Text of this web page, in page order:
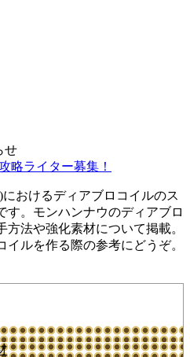
せ
略ライター募集！
おけるディアブロコイルのス
す。モンハンナウのディアブロ
法や強化素材について掲載。
ルを作る際の参考にどうぞ。